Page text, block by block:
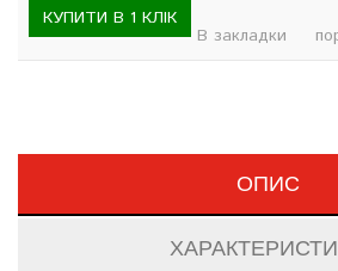
КУПИТИ В 1 КЛІК
В закладки
ОПИС